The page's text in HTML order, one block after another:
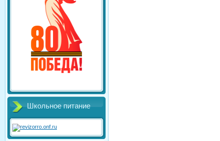
Школьное питание